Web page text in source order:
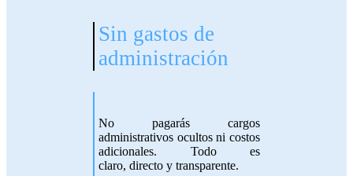
Sin gastos de
administración
No pagarás cargos
administrativos ocultos ni costos
adicionales. Todo es
claro, directo y transparente.